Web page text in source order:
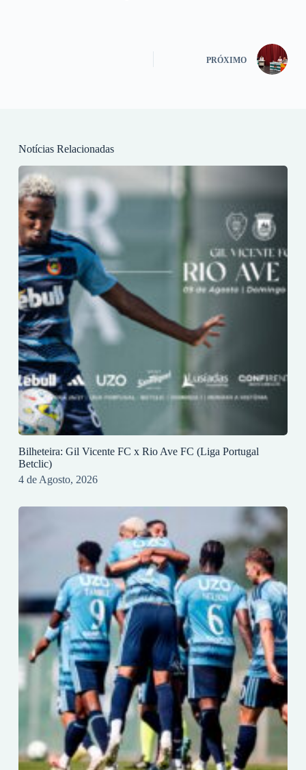
PRÓXIMO
Notícias Relacionadas
Bilheteira: Gil Vicente FC x Rio Ave FC (Liga Portugal
Betclic)
4 de Agosto, 2026